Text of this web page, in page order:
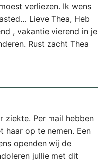
verliezen. Ik wens
Lieve Thea, Heb
, vakantie vierend in je
Rust zacht Thea
ziekte. Per mail hebben
op te nemen. Een
openden wij de
jullie met dit